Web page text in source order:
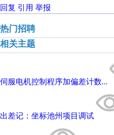
回复 引用 举报
热门招聘
相关主题
伺服电机控制程序加偏差计数...
出差记：坐标池州项目调试